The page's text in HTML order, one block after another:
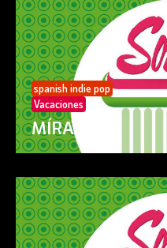
spanish indie pop
Vacaciones
MÍRAME